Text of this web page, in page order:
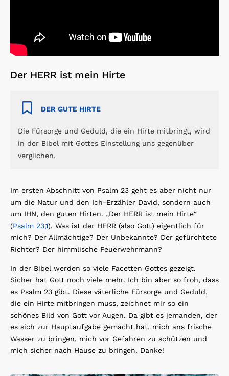
Der HERR ist mein Hirte
DER GUTE HIRTE
Die Fürsorge und Geduld, die ein Hirte mitbringt, wird
in der Bibel mit Gottes Einstellung uns gegenüber
verglichen.
Im ersten Abschnitt von Psalm 23 geht es aber nicht nur
um die Natur und den Ich-Erzähler David, sondern auch
um IHN, den guten Hirten. „Der HERR ist mein Hirte“
(Psalm 23,1). Was ist der HERR (also Gott) eigentlich für
mich? Der Allmächtige? Der Unbekannte? Der gefürchtete
Richter? Der himmlische Feuerwehrmann?
In der Bibel werden so viele Facetten Gottes gezeigt.
Sicher hat Gott noch viele mehr. Ich bin aber so froh, dass
es Psalm 23 gibt. Diese väterliche Fürsorge und Geduld,
die ein Hirte mitbringen muss, zeichnet mir so ein
schönes Bild von Gott vor Augen. Da gibt es jemanden, der
es sich zur Hauptaufgabe gemacht hat, mich ans frische
Wasser zu bringen, mich vor Gefahren zu schützen und
mich sicher nach Hause zu bringen. Danke!